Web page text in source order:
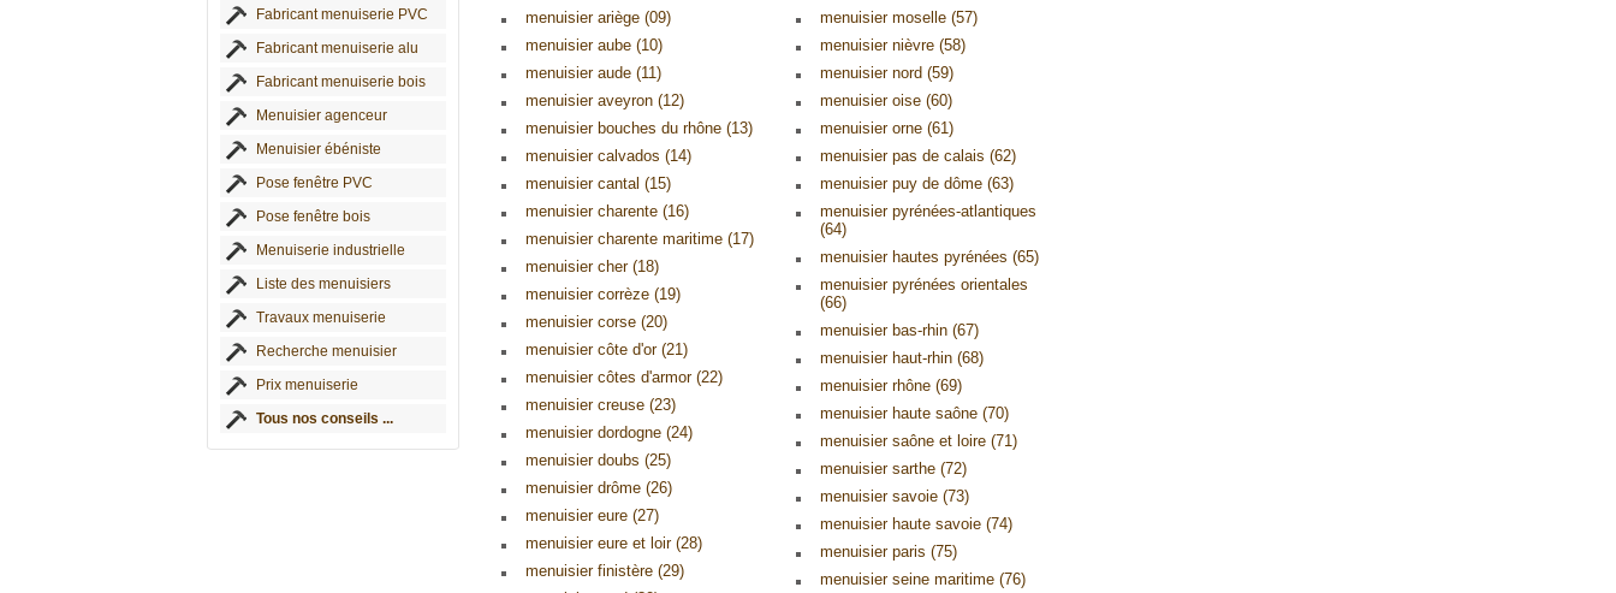
Fabricant menuiserie PVC
Fabricant menuiserie alu
Fabricant menuiserie bois
Menuisier agenceur
Menuisier ébéniste
Pose fenêtre PVC
Pose fenêtre bois
Menuiserie industrielle
Liste des menuisiers
Travaux menuiserie
Recherche menuisier
Prix menuiserie
Tous nos conseils ...
menuisier ariège (09)
menuisier aube (10)
menuisier aude (11)
menuisier aveyron (12)
menuisier bouches du rhône (13)
menuisier calvados (14)
menuisier cantal (15)
menuisier charente (16)
menuisier charente maritime (17)
menuisier cher (18)
menuisier corrèze (19)
menuisier corse (20)
menuisier côte d'or (21)
menuisier côtes d'armor (22)
menuisier creuse (23)
menuisier dordogne (24)
menuisier doubs (25)
menuisier drôme (26)
menuisier eure (27)
menuisier eure et loir (28)
menuisier finistère (29)
menuisier moselle (57)
menuisier nièvre (58)
menuisier nord (59)
menuisier oise (60)
menuisier orne (61)
menuisier pas de calais (62)
menuisier puy de dôme (63)
menuisier pyrénées-atlantiques
(64)
menuisier hautes pyrénées (65)
menuisier pyrénées orientales
(66)
menuisier bas-rhin (67)
menuisier haut-rhin (68)
menuisier rhône (69)
menuisier haute saône (70)
menuisier saône et loire (71)
menuisier sarthe (72)
menuisier savoie (73)
menuisier haute savoie (74)
menuisier paris (75)
menuisier seine maritime (76)